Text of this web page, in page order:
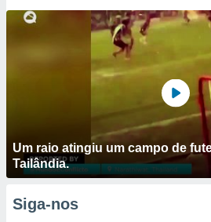
Um raio atingiu um campo de
Tailândia.
Siga-nos